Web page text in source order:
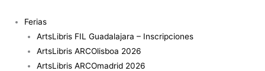
Ferias
ArtsLibris FIL Guadalajara – Inscripciones
ArtsLibris ARCOlisboa 2026
ArtsLibris ARCOmadrid 2026